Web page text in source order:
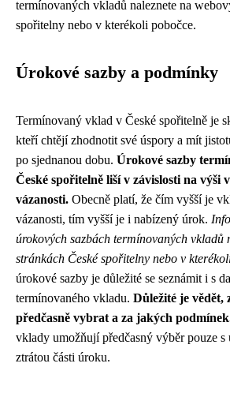
termínovaných vkladů naleznete na
spořitelny nebo v kterékoli pobočce.
Úrokové sazby a podmínky
Termínovaný vklad v České spořitelně je
kteří chtějí zhodnotit své úspory a mít
po sjednanou dobu. Úrokové sazby
České spořitelně liší v závislosti na výši
vázanosti. Obecně platí, že čím vyšší je
vázanosti, tím vyšší je i nabízený úrok.
úrokových sazbách termínovaných vkladů
stránkách České spořitelny nebo v
úrokové sazby je důležité se seznámit i s
termínovaného vkladu. Důležité je vědět,
předčasně vybrat a za jakých
vklady umožňují předčasný výběr pouze
ztrátou části úroku.